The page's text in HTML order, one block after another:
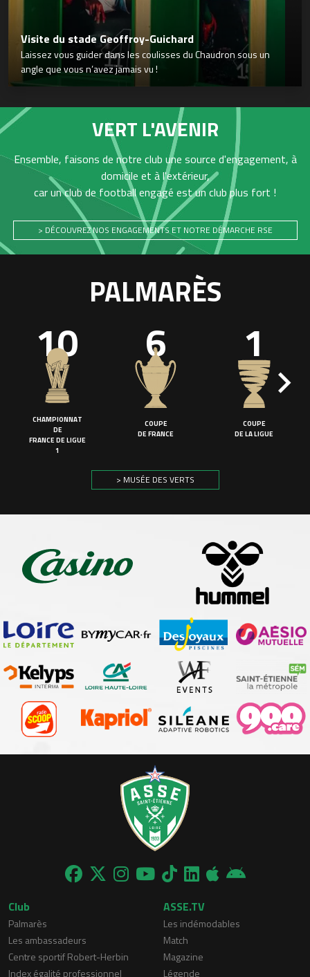
Visite du stade Geoffroy-Guichard
Laissez vous guider dans les coulisses du Chaudron sous un
angle que vous n’avez jamais vu !
VERT L'AVENIR
Ensemble, faisons de notre club une source d'engagement, à
domicile et à l'extérieur,
car un club de football engagé est un club plus fort !
> DÉCOUVREZ NOS ENGAGEMENTS ET NOTRE DÉMARCHE RSE
PALMARÈS
10
CHAMPIONNAT
DE
FRANCE DE LIGUE
1
6
COUPE
DE FRANCE
1
COUPE
DE LA LIGUE
> MUSÉE DES VERTS
Club
Palmarès
Les ambassadeurs
Centre sportif Robert-Herbin
Index égalité professionnel
ASSE.TV
Les indémodables
Match
Magazine
Légende